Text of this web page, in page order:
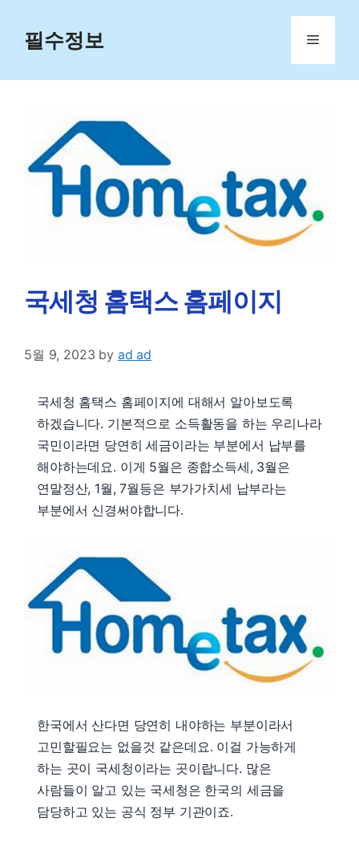
content
필수정보 Menu
국세청 홈택스 홈페이지
5월 9, 2023 by ad ad
국세청 홈택스 홈페이지에 대해서 알아보도록
하겠습니다. 기본적으로 소득활동을 하는 우리나라
국민이라면 당연히 세금이라는 부분에서 납부를
해야하는데요. 이게 5월은 종합소득세, 3월은
연말정산, 1월, 7월등은 부가가치세 납부라는
부분에서 신경써야합니다.
한국에서 산다면 당연히 내야하는 부분이라서
고민할필요는 없을것 같은데요. 이걸 가능하게
하는 곳이 국세청이라는 곳이랍니다. 많은
사람들이 알고 있는 국세청은 한국의 세금을
담당하고 있는 공식 정부 기관이죠.